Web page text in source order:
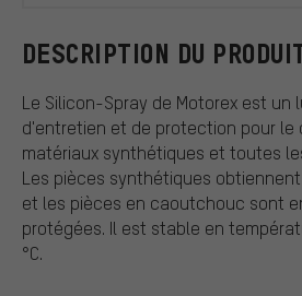
DESCRIPTION DU
Le Silicon-Spray de Motorex est un
d'entretien et de protection pour
matériaux synthétiques et toutes
Les pièces synthétiques
et les pièces en caoutchouc sont
protégées. Il est stable en
°C.